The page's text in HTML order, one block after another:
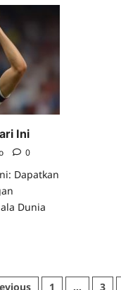
Ini
0
Dapatkan
Dunia
1 … 3